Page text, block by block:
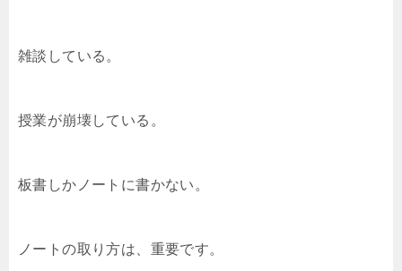
雑談している。
授業が崩壊している。
板書しかノートに書かない。
ノートの取り方は、重要です。